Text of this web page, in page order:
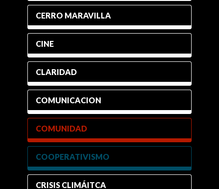
CERRO MARAVILLA
CINE
CLARIDAD
COMUNICACION
COMUNIDAD
COOPERATIVISMO
CRISIS CLIMÁITCA